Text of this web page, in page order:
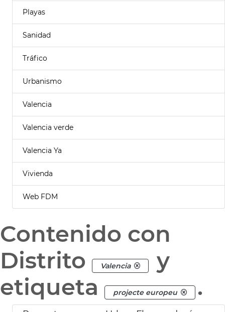
Playas
Sanidad
Tráfico
Urbanismo
Valencia
Valencia verde
Valencia Ya
Vivienda
Web FDM
Contenido con
Distrito
Valencia
y
etiqueta
projecte europeu .